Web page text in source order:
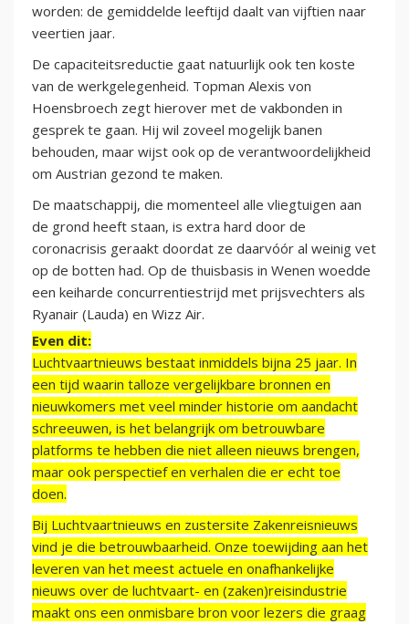
worden: de gemiddelde leeftijd daalt van vijftien naar
veertien jaar.
De capaciteitsreductie gaat natuurlijk ook ten koste
van de werkgelegenheid. Topman Alexis von
Hoensbroech zegt hierover met de vakbonden in
gesprek te gaan. Hij wil zoveel mogelijk banen
behouden, maar wijst ook op de verantwoordelijkheid
om Austrian gezond te maken.
De maatschappij, die momenteel alle vliegtuigen aan
de grond heeft staan, is extra hard door de
coronacrisis geraakt doordat ze daarvóór al weinig vet
op de botten had. Op de thuisbasis in Wenen woedde
een keiharde concurrentiestrijd met prijsvechters als
Ryanair (Lauda) en Wizz Air.
Even dit:
Luchtvaartnieuws bestaat inmiddels bijna 25 jaar. In
een tijd waarin talloze vergelijkbare bronnen en
nieuwkomers met veel minder historie om aandacht
schreeuwen, is het belangrijk om betrouwbare
platforms te hebben die niet alleen nieuws brengen,
maar ook perspectief en verhalen die er echt toe
doen.
Bij Luchtvaartnieuws en zustersite Zakenreisnieuws
vind je die betrouwbaarheid. Onze toewijding aan het
leveren van het meest actuele en onafhankelijke
nieuws over de luchtvaart- en (zaken)reisindustrie
maakt ons een onmisbare bron voor lezers die graag